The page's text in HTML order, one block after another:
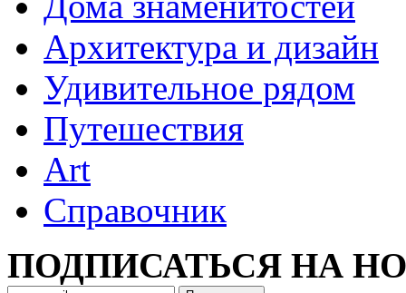
Архитектура и дизайн
Удивительное рядом
Путешествия
Art
Cправочник
ПОДПИСАТЬСЯ НА